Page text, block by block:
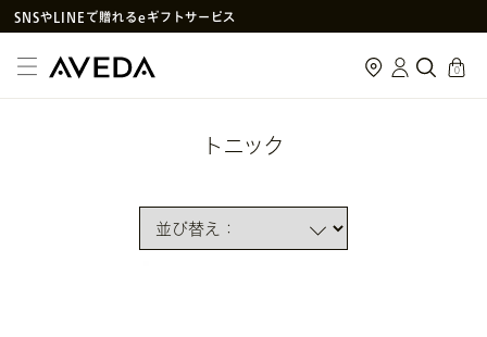
SNSやLINE で贈れるeギフトサービス
PayPay決済がご利用いただけるようになりました
次回使えるクーポン付きセットはこちら
cart
0
トニック